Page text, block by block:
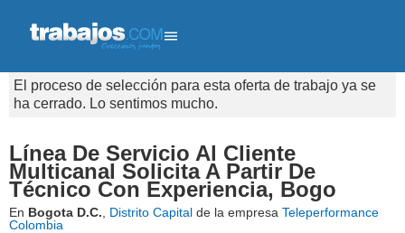
El proceso de selección para esta oferta de trabajo ya se
ha cerrado. Lo sentimos mucho.
Línea De Servicio Al Cliente
Multicanal Solicita A Partir De
Técnico Con Experiencia, Bogo
En Bogota D.C. Distrito Capital de la empresa Teleperformance
Colombia